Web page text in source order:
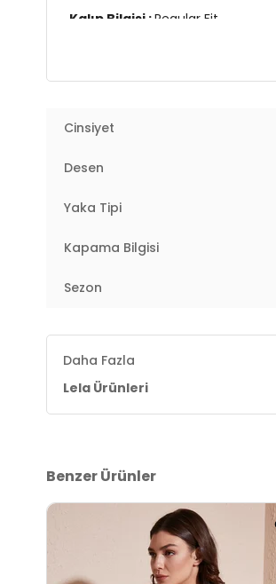
Kalıp Bilgisi :Regular Fit
Cinsiyet
Desen
Yaka Tipi
Kapama Bilgisi
Sezon
Daha Fazla
Lela Ürünleri
Benzer Ürünler